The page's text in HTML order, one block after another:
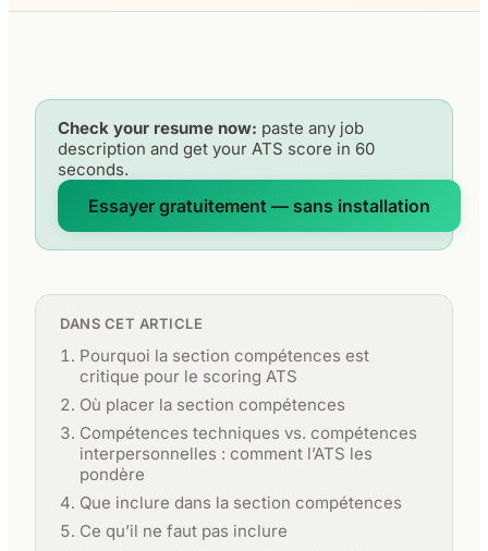
Check your resume now: paste any job
description and get your ATS score in 60
seconds.
Essayer gratuitement — sans installation
DANS CET ARTICLE
Pourquoi la section compétences est
critique pour le scoring ATS
Où placer la section compétences
Compétences techniques vs. compétences
interpersonnelles : comment l’ATS les
pondère
Que inclure dans la section compétences
Ce qu’il ne faut pas inclure